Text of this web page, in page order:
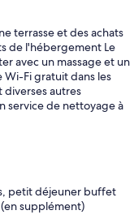
terrasse et des achats
de l'hébergement Le
avec un massage et un
Wi-Fi gratuit dans les
autres
service de nettoyage à
petit déjeuner buffet
supplément)